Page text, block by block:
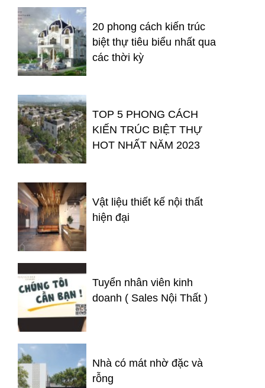
20 phong cách kiến trúc
biệt thự tiêu biểu nhất qua
các thời kỳ
TOP 5 PHONG CÁCH
KIẾN TRÚC BIỆT THỰ
HOT NHẤT NĂM 2023
Vật liệu thiết kế nội thất
hiện đại
Tuyển nhân viên kinh
doanh ( Sales Nội Thất )
Nhà có mát nhờ đặc và
rỗng